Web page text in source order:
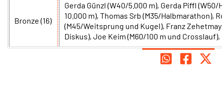
Bronze (16)
Gerda Günzl (W40/5.000 m), Gerda Piffl
10.000 m), Thomas Srb (M35/Halbmarathon),
(M45/Weitsprung und Kugel), Franz
Diskus), Joe Keim (M60/100 m und